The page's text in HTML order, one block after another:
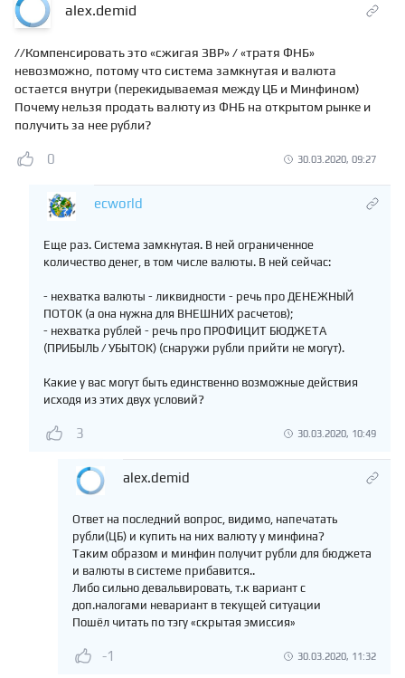
alex.demid
//Компенсировать это «сжигая ЗВР» / «тратя ФНБ»
невозможно, потому что система замкнутая и валюта
остается внутри (перекидываемая между ЦБ и Минфином)
Почему нельзя продать валюту из ФНБ на открытом рынке и
получить за нее рубли?
0 30.03.2020, 09:27
ecworld
Еще раз. Система замкнутая. В ней ограниченное
количество денег, в том числе валюты. В ней сейчас:
- нехватка валюты - ликвидности - речь про ДЕНЕЖНЫЙ
ПОТОК (а она нужна для ВНЕШНИХ расчетов);
- нехватка рублей - речь про ПРОФИЦИТ БЮДЖЕТА
(ПРИБЫЛЬ / УБЫТОК) (снаружи рубли прийти не могут).
Какие у вас могут быть единственно возможные действия
исходя из этих двух условий?
3 30.03.2020, 10:49
alex.demid
Ответ на последний вопрос, видимо, напечатать
рубли(ЦБ) и купить на них валюту у минфина?
Таким образом и минфин получит рубли для бюджета
и валюты в системе прибавится..
Либо сильно девальвировать, т.к вариант с
доп.налогами невариант в текущей ситуации
Пошёл читать по тэгу «скрытая эмиссия»
-1 30.03.2020, 11:32